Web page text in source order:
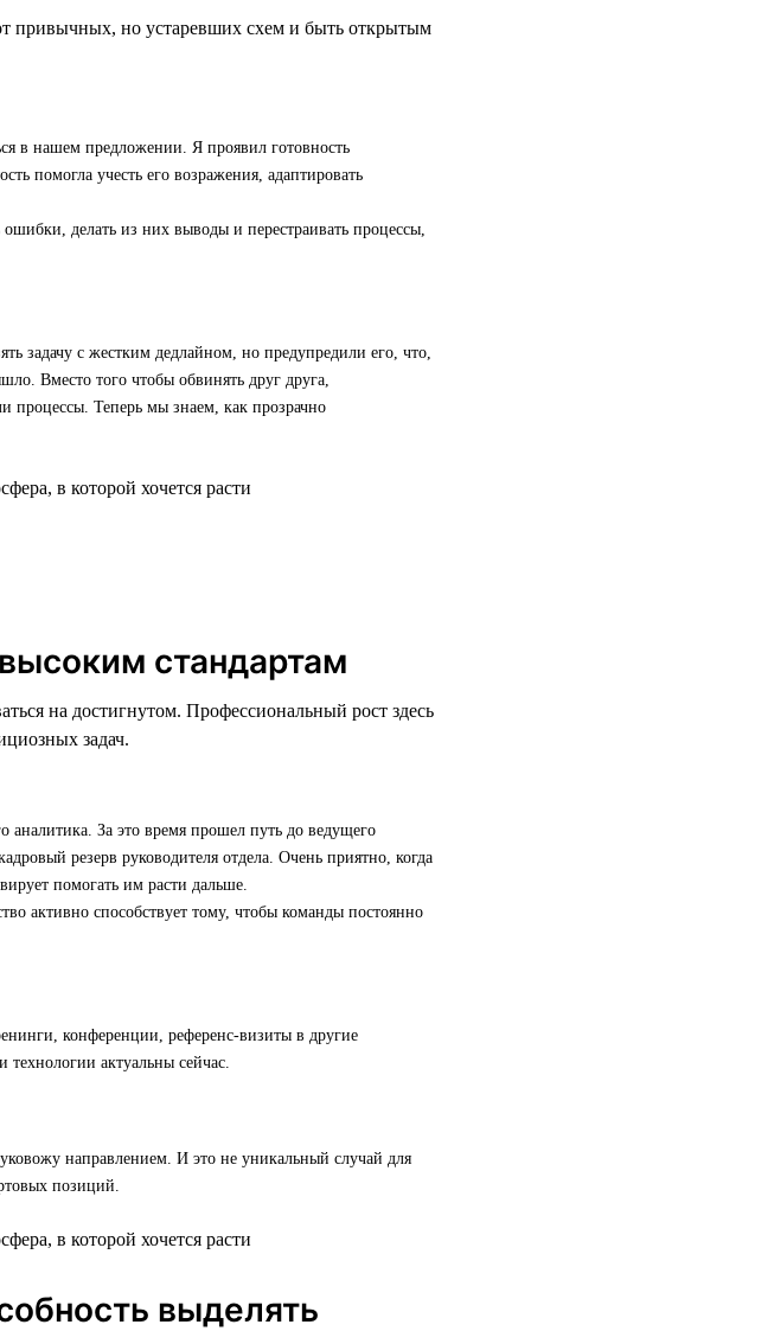
привычных, но устаревших схем и быть открытым
в нашем предложении. Я проявил готовность
помогла учесть его возражения, адаптировать
делать из них выводы и перестраивать процессы,
задачу с жестким дедлайном, но предупредили его, что,
Вместо того чтобы обвинять друг друга,
процессы. Теперь мы знаем, как прозрачно
стандартам
на достигнутом. Профессиональный рост здесь
задач.
За это время прошел путь до ведущего
резерв руководителя отдела. Очень приятно, когда
помогать им расти дальше.
активно способствует тому, чтобы команды постоянно
конференции, референс-визиты в другие
актуальны сейчас.
направлением. И это не уникальный случай для
позиций.
выделять